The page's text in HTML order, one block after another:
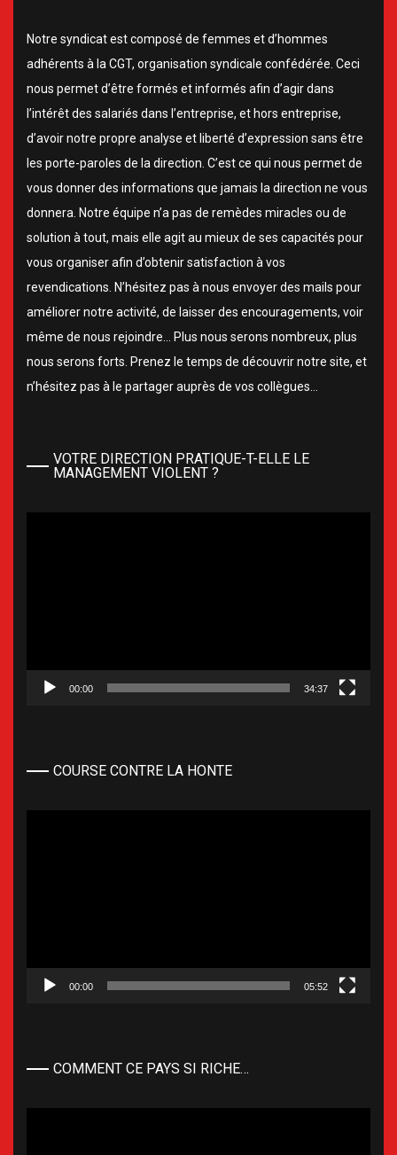
Notre syndicat est composé de femmes et d’hommes
adhérents à la CGT, organisation syndicale confédérée. Ceci
nous permet d’être formés et informés afin d’agir dans
l’intérêt des salariés dans l’entreprise, et hors entreprise,
d’avoir notre propre analyse et liberté d’expression sans être
les porte-paroles de la direction. C’est ce qui nous permet de
vous donner des informations que jamais la direction ne vous
donnera. Notre équipe n’a pas de remèdes miracles ou de
solution à tout, mais elle agit au mieux de ses capacités pour
vous organiser afin d’obtenir satisfaction à vos
revendications. N’hésitez pas à nous envoyer des mails pour
améliorer notre activité, de laisser des encouragements, voir
même de nous rejoindre… Plus nous serons nombreux, plus
nous serons forts. Prenez le temps de découvrir notre site, et
n’hésitez pas à le partager auprès de vos collègues…
VOTRE DIRECTION PRATIQUE-T-ELLE LE
MANAGEMENT VIOLENT ?
00:00 34:37
COURSE CONTRE LA HONTE
00:00 05:52
COMMENT CE PAYS SI RICHE…